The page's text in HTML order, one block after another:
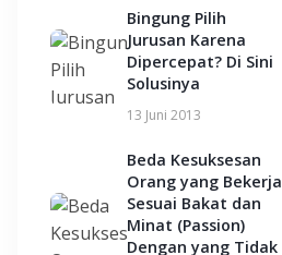
Bingung Pilih
Jurusan Karena
Dipercepat? Di Sini
Solusinya
13 Juni 2013
Beda Kesuksesan
Orang yang Bekerja
Sesuai Bakat dan
Minat (Passion)
Dengan yang Tidak